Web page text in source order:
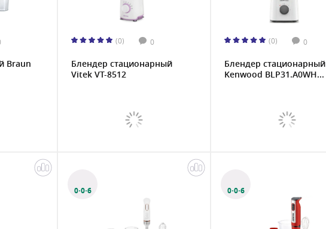
Braun
(0) 0
Блендер стационарный
Vitek VT-8512
(0) 0
Блендер стационарный
Kenwood BLP31.A0WH...
0·0·6 0·0·6